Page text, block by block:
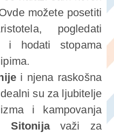
možete posetiti
pogledati
i hodati stopama
i njena raskošna
su za ljubitelje
i kampovanja
Sitonijavaži za